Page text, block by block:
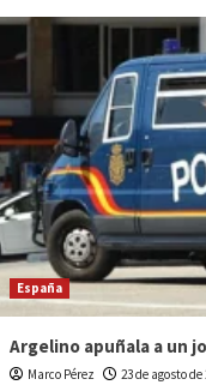
España
Argelino apuñala a un
Marco Pérez 23 de agosto de